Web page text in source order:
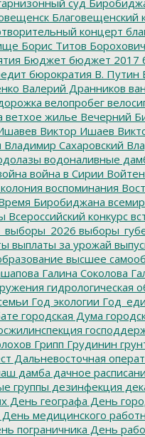
Благовещенский
концерт
Борис Титов Борохович
Бюджет бюджет 2017
бюрократия В. Путин
Валерий Дранников
велопробег
ветхое жилье Вечерний
Виктор Ишаев
Владимир Сахаровский
водоналивные
война в Сирии
воспоминания
Биробиджана
Всероссийский конкурс
выборы_2026
выплаты за урожай
высшее
Галина Соколова
гидрологическая
Год экологии
городская Дума
Грипп Грудинин
Дальневосточная
дамба дачное
группы дезинфекция
День географа День
День медицинского
пограничника День